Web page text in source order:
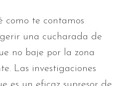
como te contamos
una cucharada de
no baje por la zona
Las investigaciones